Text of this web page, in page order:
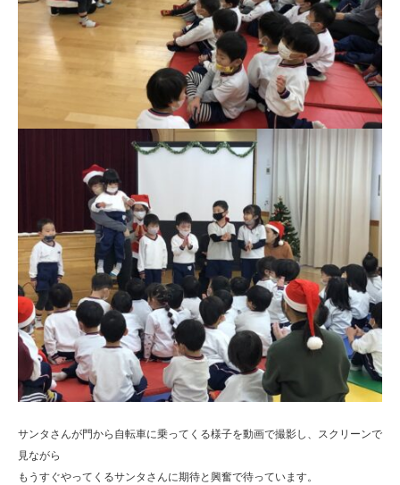
サンタさんが門から自転車に乗ってくる様子を動画で撮影し、スクリーンで
見ながら
もうすぐやってくるサンタさんに期待と興奮で待っています。